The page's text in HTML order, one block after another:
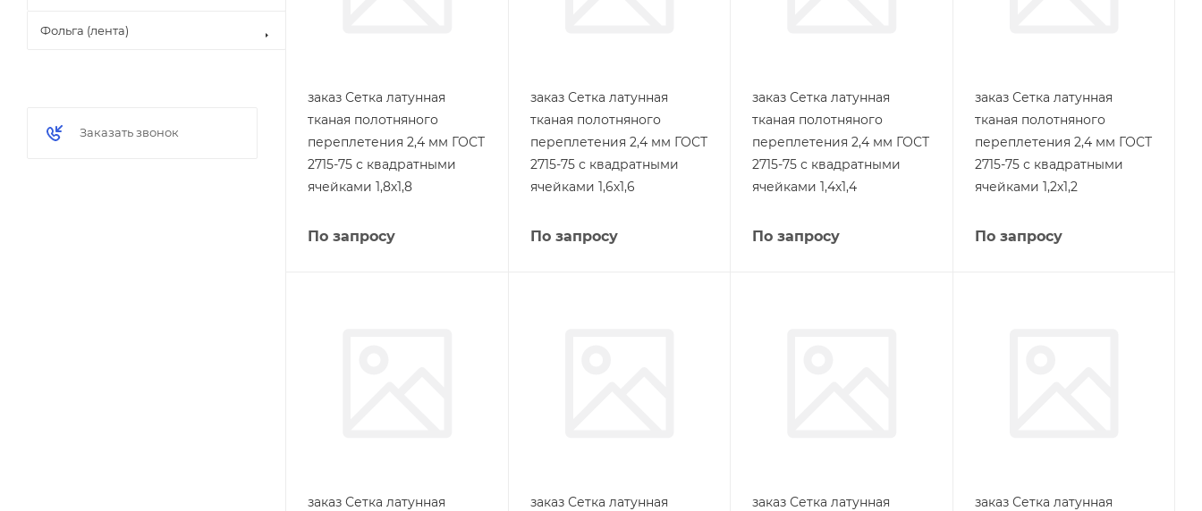
заказ Сетка латунная
тканая полотняного
переплетения 2,4 мм ГОСТ
2715-75 с квадратными
ячейками 1,8х1,8
По запросу
заказ Сетка латунная
тканая полотняного
переплетения 2,4 мм ГОСТ
2715-75 с квадратными
ячейками 1,6х1,6
По запросу
заказ Сетка латунная
тканая полотняного
переплетения 2,4 мм ГОСТ
2715-75 с квадратными
ячейками 1,4х1,4
По запросу
заказ Сетка латунная
тканая полотняного
переплетения 2,4 мм ГОСТ
2715-75 с квадратными
ячейками 1,2х1,2
По запросу
заказ Сетка латунная
заказ Сетка латунная
заказ Сетка латунная
заказ Сетка латунная
Фольга (лента)
Заказать звонок